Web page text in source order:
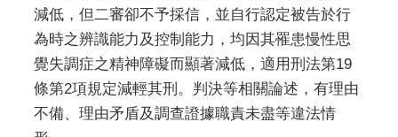
減低，但二審卻不予採信，並自行認定被告於行
為時之辨識能力及控制能力，均因其罹患慢性思
覺失調症之精神障礙而顯著減低，適用刑法第19
條第2項規定減輕其刑。判決等相關論述，有理由
不備、理由矛盾及調查證據職責未盡等違法情